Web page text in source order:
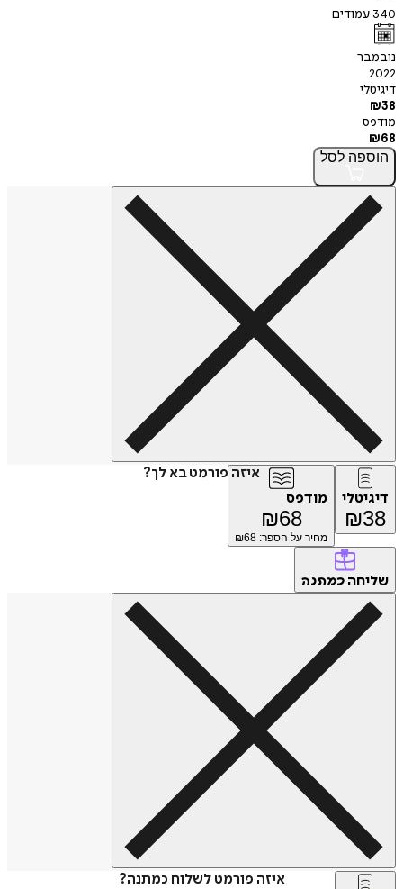
340 עמודים
נובמבר
2022
דיגיטלי
₪38
מודפס
₪68
הוספה לסל
איזה פורמט בא לך?
דיגיטלי
₪38
מודפס
₪68
מחיר על הספר: ₪ 68
שליחה כמתנה
איזה פורמט לשלוח כמתנה?